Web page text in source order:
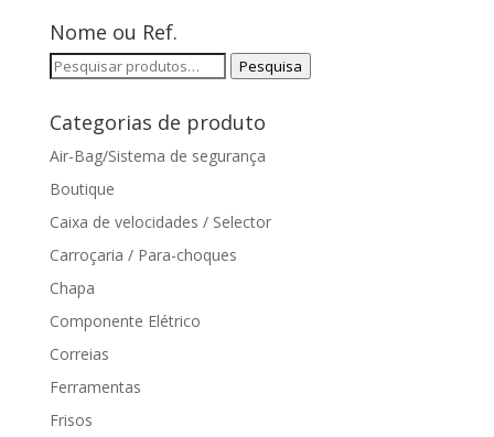
Nome ou Ref.
Pesquisar
Pesquisa
Categorias de produto
Air-Bag/Sistema de segurança
Boutique
Caixa de velocidades / Selector
Carroçaria / Para-choques
Chapa
Componente Elétrico
Correias
Ferramentas
Frisos